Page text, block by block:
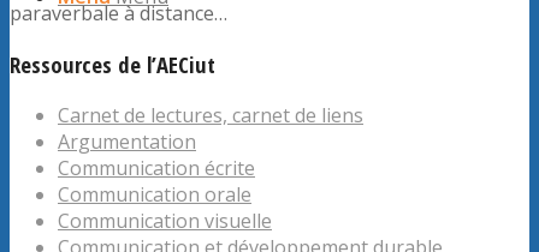
paraverbale à distance…
Ressources de l’AECiut
Carnet de lectures, carnet de liens
Argumentation
Communication écrite
Communication orale
Communication visuelle
Communication et développement durable